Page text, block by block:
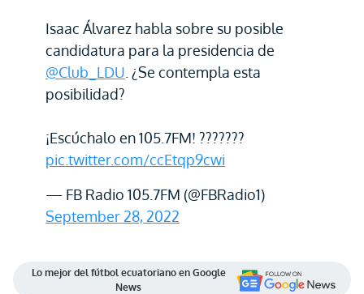
Isaac Álvarez habla sobre su posible
candidatura para la presidencia de
@Club_LDU . ¿Se contempla esta
posibilidad?
¡Escúchalo en 105.7FM! ???????
pic.twitter.com/ccEtqp9cwi
— FB Radio 105.7FM (@FBRadio1)
September 28, 2022
Lo mejor del fútbol ecuatoriano en Google
News